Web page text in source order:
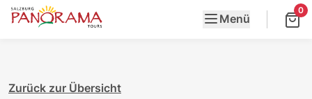
Menü
0
Zurück zur Übersicht